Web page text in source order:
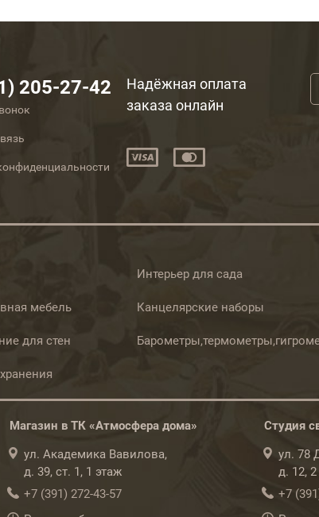
205-27-42
Надёжная оплата
заказа онлайн
мебель
для стен
Интерьер для сада
Канцелярские наборы
Магазин в ТК «Атмосфера дома»
ул. Академика Вавилова,
д. 39, ст. 1, 1 этаж
+7 (391) 272-43-57
Студия
ул. 78
д. 12,
+7